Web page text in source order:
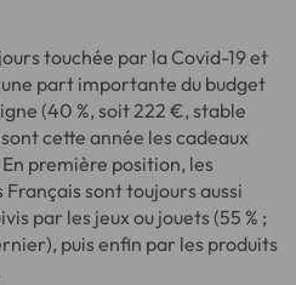
touchée par la Covid-19 et
part importante du budget
(40 %, soit 222 €, stable
cette année les cadeaux
première position, les
sont toujours aussi
par les jeux ou jouets (55 % ;
puis enfin par les produits